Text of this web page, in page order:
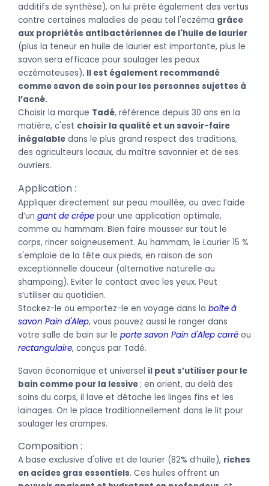
additifs de synthèse), on lui prête également des vertus
contre certaines maladies de peau tel l'eczéma grâce
aux propriétés antibactériennes de l'huile de laurier
(plus la teneur en huile de laurier est importante, plus le
savon sera efficace pour soulager les peaux
eczémateuses). Il est également recommandé
comme savon de soin pour les personnes sujettes à
l’acné.
Choisir la marque Tadé, référence depuis 30 ans en la
matière, c'est choisir la qualité et un savoir-faire
inégalable dans le plus grand respect des traditions,
des agriculteurs locaux, du maître savonnier et de ses
ouvriers.
Application :
Appliquer directement sur peau mouillée, ou avec l’aide
d’un gant de crêpe pour une application optimale,
comme au hammam. Bien faire mousser sur tout le
corps, rincer soigneusement. Au hammam, le Laurier 15 %
s'emploie de la tête aux pieds, en raison de son
exceptionnelle douceur (alternative naturelle au
shampoing). Eviter le contact avec les yeux. Peut
s’utiliser au quotidien.
Stockez-le ou emportez-le en voyage dans la boîte à
savon Pain d'Alep, vous pouvez aussi le ranger dans
votre salle de bain sur le porte savon Pain d'Alep carré ou
rectangulaire, conçus par Tadé.
Savon économique et universel il peut s’utiliser pour le
bain comme pour la lessive; en orient, au delà des
soins du corps, il lave et détache les linges fins et les
lainages. On le place traditionnellement dans le lit pour
soulager les crampes.
Composition :
A base exclusive d'olive et de laurier (82% d’huile), riches
en acides gras essentiels. Ces huiles offrent un